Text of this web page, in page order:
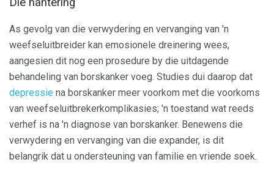
As gevolg van die verwydering en vervanging van 'n
weefseluitbreider kan emosionele dreinering wees,
aangesien dit nog een prosedure by die uitdagende
behandeling van borskanker voeg. Studies dui daarop dat
depressie na borskanker meer voorkom met die voorkoms
van weefseluitbrekerkomplikasies; 'n toestand wat reeds
verhef is na 'n diagnose van borskanker. Benewens die
verwydering en vervanging van die expander, is dit
belangrik dat u ondersteuning van familie en vriende soek.